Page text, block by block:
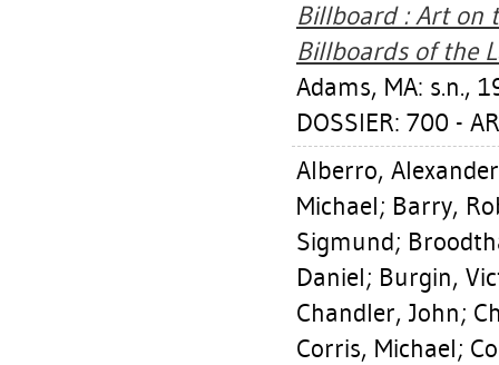
Billboard : Art on
Billboards of the
Adams, MA: s.n.,
DOSSIER: 700 -
Alberro, Alexander
Michael; Barry,
Sigmund;
Daniel; Burgin,
Chandler, John;
Corris, Michael;